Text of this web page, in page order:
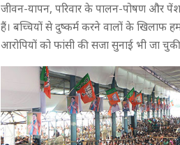
जीवन-यापन, परिवार के पालन-पोषण और
हैं। बच्चियों से दुष्कर्म करने वालों के खिलाफ
आरोपियों को फांसी की सजा सुनाई भी जा